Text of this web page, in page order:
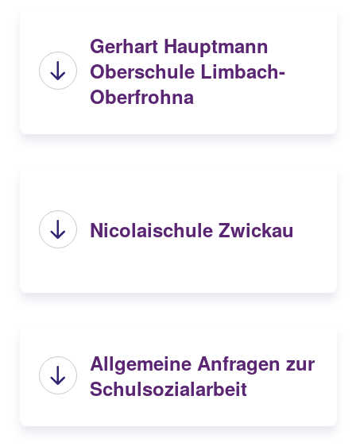
Gerhart Hauptmann
Oberschule Limbach-
Oberfrohna
Nicolaischule Zwickau
Allgemeine Anfragen zur
Schulsozialarbeit